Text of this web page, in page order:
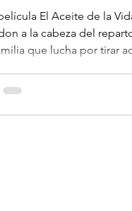
El Aceite de la
a la cabeza del
que lucha por tirar
La película llegó a los cines en 1992,
en cuenta el gran